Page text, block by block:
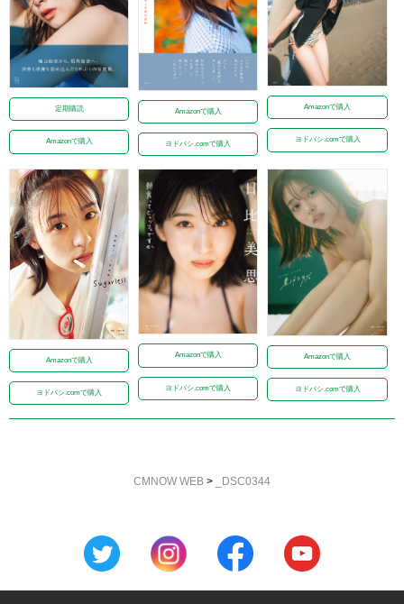
定期購読
Amazonで購入
Amazonで購入
ヨドバシ.comで購入
Amazonで購入
ヨドバシ.comで購入
Amazonで購入
ヨドバシ.comで購入
Amazonで購入
ヨドバシ.comで購入
Amazonで購入
ヨドバシ.comで購入
CMNOW WEB > _DSC0344